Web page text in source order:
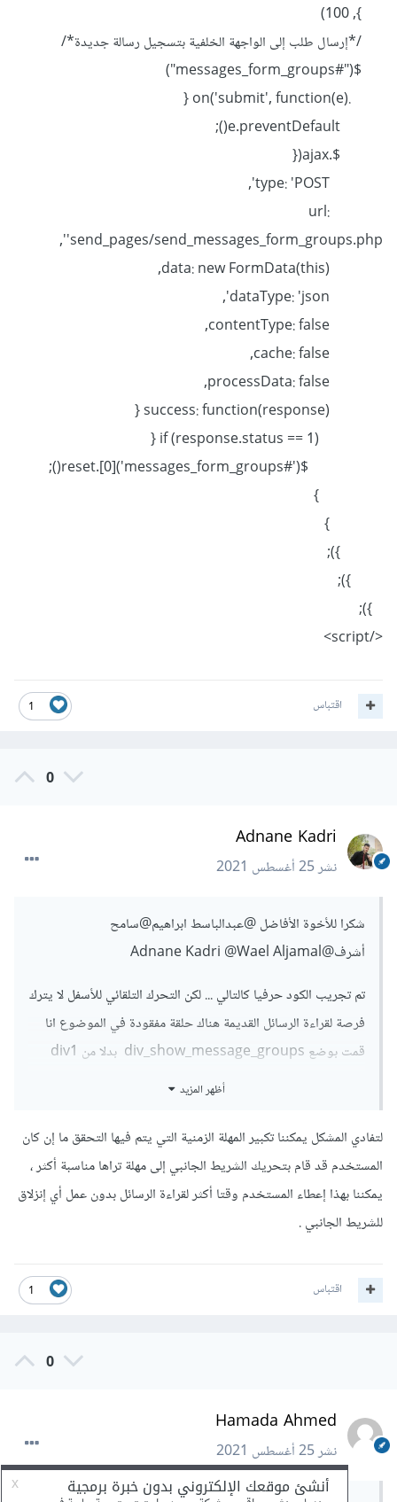
}, 100)
/*إرسال طلب إلى الواجهة الخلفية بتسجيل رسالة جديدة*/
$("#messages_form_groups")
$.ajax({
url:
'send_pages/send_messages_form_groups.php',
$('#messages_form_groups')[0].reset();
}
}
});
});
});
</script>
1 اقتباس
0
Adnane Kadri
نشر25 أغسطس 2021
شكرا للأخوة الأفاضل@عبدالباسط ابراهيم@سامح
أشرف@Adnane Kadri
@Wael Aljamal
تم تجريب الكود حرفيا كالتالي ... لكن التحرك التلقائي للأسفل لا يترك
فرصة لقراءة الرسائل القديمة هناك حلقة مفقودة في الموضوع انا
قمت بوضع div_show_message_groups بدلا من div1
<style type="text/css">
<!--
.div_show_message_groups{
overflow-y:auto;
width:485px;
<script src="js/jquery-3.6.0.min.js"></script>
<div class="div_show_message_groups"
id="div_show_message_groups">
أظهر المزيد
لتفادي المشكل يمكننا تكبير المهلة الزمنية التي يتم فيها التحقق ما إن كان
المستخدم قد قام بتحريك الشريط الجانبي إلى مهلة تراها مناسبة أكثر ،
يمكننا بهذا إعطاء المستخدم وقتا أكثر لقراءة الرسائل بدون عمل أي إنزلاق
للشريط الجانبي .
1 اقتباس
0
Hamada Ahmed
نشر25 أغسطس 2021